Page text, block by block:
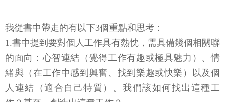
我從書中帶走的有以下3個重點和思考：
1.書中提到要對個人工作具有熱忱，需具備幾個相關聯
的面向：心智連結（覺得工作有趣或極具魅力）、情
緒與（在工作中感到興奮、找到樂趣或快樂）以及個
人連結（適合自己特質）。我們該如何找出這種工